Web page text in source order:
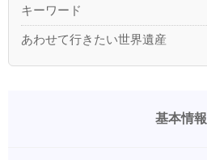
キーワード
あわせて行きたい世界遺産
基本情報